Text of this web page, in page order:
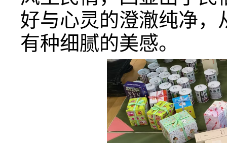
好与心灵的澄澈纯净，
有种细腻的美感。